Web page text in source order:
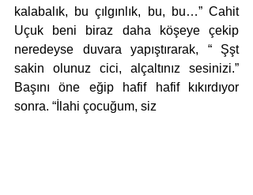
kalabalık, bu çılgınlık, bu, bu…” Cahit
Uçuk beni biraz daha köşeye çekip
neredeyse duvara yapıştırarak, “ Şşt
sakin olunuz cici, alçaltınız sesinizi.”
Başını öne eğip hafif hafif kıkırdıyor
sonra. “İlahi çocuğum, siz